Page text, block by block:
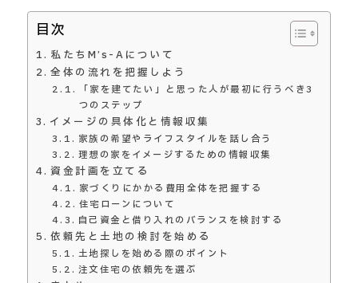
目次
私たちM’s-Aについて
全体の流れを把握しよう
「家を建てたい」と思った人が最初に行うべき3
つのステップ
イメージの具体化と情報収集
家族の希望やライフスタイルを話し合う
理想の家をイメージするための情報収集
資金計画を立てる
家づくりにかかる費用全体を把握する
住宅ローンについて
自己資金と借り入れのバランスを検討する
依頼先と土地の検討を始める
土地探しを始める際のポイント
注文住宅の依頼先を選ぶ